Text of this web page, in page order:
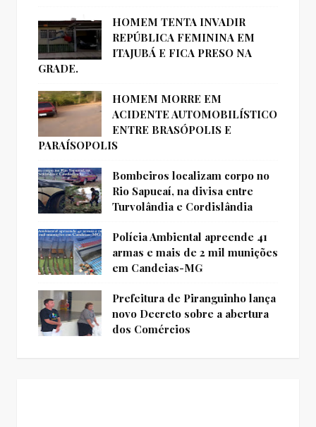
HOMEM TENTA INVADIR
REPÚBLICA FEMININA EM
ITAJUBÁ E FICA PRESO NA
GRADE.
HOMEM MORRE EM
ACIDENTE AUTOMOBILÍSTICO
ENTRE BRASÓPOLIS E
PARAÍSOPOLIS
Bombeiros localizam corpo no
Rio Sapucaí, na divisa entre
Turvolândia e Cordislândia
Polícia Ambiental apreende 41
armas e mais de 2 mil munições
em Candeias-MG
Prefeitura de Piranguinho lança
novo Decreto sobre a abertura
dos Comércios